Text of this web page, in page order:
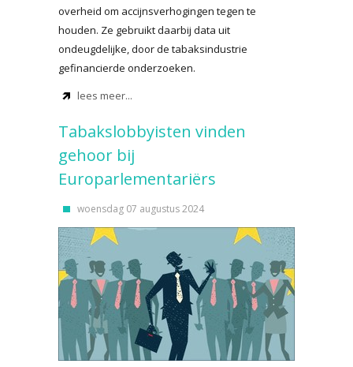
overheid om accijnsverhogingen tegen te
houden. Ze gebruikt daarbij data uit
ondeugdelijke, door de tabaksindustrie
gefinancierde onderzoeken.
lees meer...
Tabakslobbyisten vinden
gehoor bij
Europarlementariërs
woensdag 07 augustus 2024